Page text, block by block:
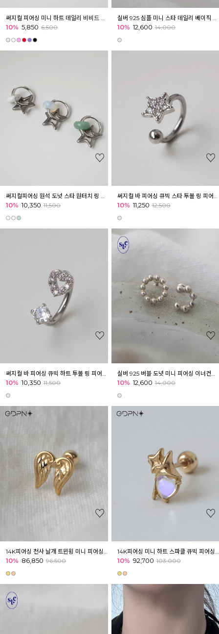
써지컬 피어싱 미니 하트 데일리 비비드 버블 포인트 피어싱 귓볼 아웃컨츠 귓바퀴
10% 5,850 6,500
실버 925 심플 미니 스타 데일리 베이직 귀걸이
10% 12,600 14,000
10% 10,350 11,500 10% 11,250 12,500
써지컬 바 피어싱 큐빅 하트 투볼 링 피어싱 귓볼 귓바퀴 아웃컨츠
10% 10,350 11,500
실버 925 버블 도넛 미니 피어싱 이너컨츠 아웃컨츠 귓바퀴
10% 12,600 14,000
10% 86,850 96,500 10% 92,700 103,000